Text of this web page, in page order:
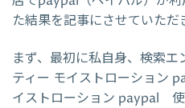
た結果を記事にさせていただ
まず、最初に私自身、検索
ティー モイストローション
イストローション paypal 使